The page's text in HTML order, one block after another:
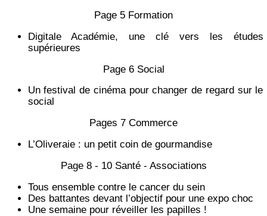
Page 5 Formation
Digitale Académie, une clé vers les études
supérieures
Page 6 Social
Un festival de cinéma pour changer de regard sur le
social
Pages 7 Commerce
L’Oliveraie : un petit coin de gourmandise
Page 8 - 10 Santé - Associations
Tous ensemble contre le cancer du sein
Des battantes devant l’objectif pour une expo choc
Une semaine pour réveiller les papilles !